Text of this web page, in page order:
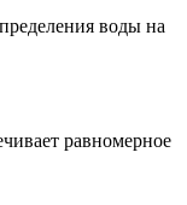
воды на
равномерное